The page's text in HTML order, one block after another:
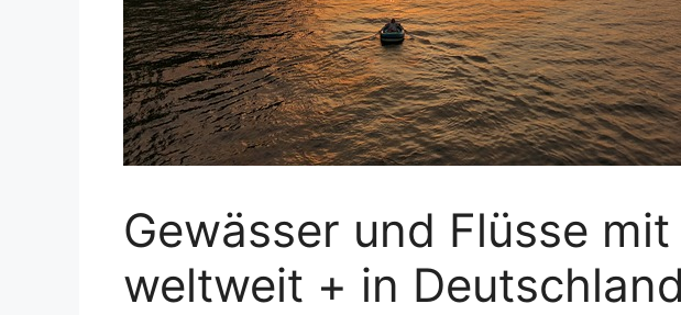
Gewässer und Flüsse mit
weltweit + in Deutschland